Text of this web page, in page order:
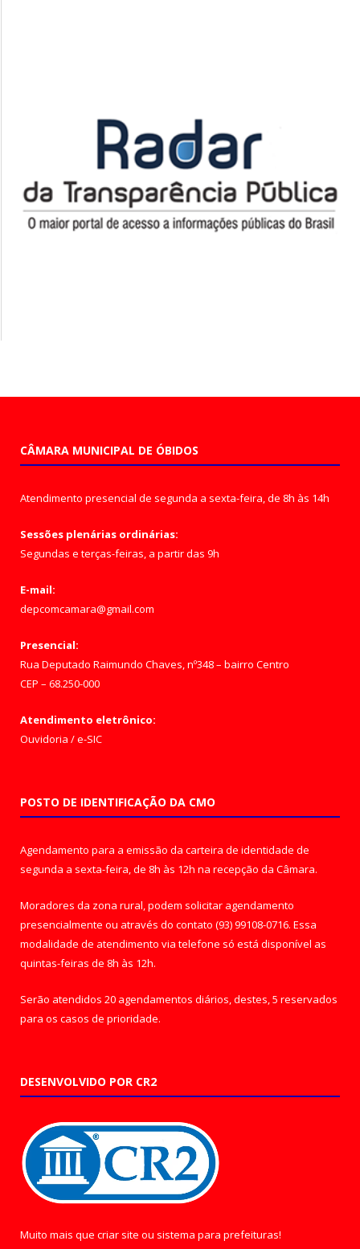
CÂMARA MUNICIPAL DE ÓBIDOS
Atendimento presencial de segunda a sexta-feira, de 8h às 14h
Sessões plenárias ordinárias:
Segundas e terças-feiras, a partir das 9h
E-mail:
depcomcamara@gmail.com
Presencial:
Rua Deputado Raimundo Chaves, nº348 – bairro Centro
CEP – 68.250-000
Atendimento eletrônico:
Ouvidoria /e-SIC
POSTO DE IDENTIFICAÇÃO DA CMO
Agendamento para a emissão da carteira de identidade de
segunda a sexta-feira, de 8h às 12h na recepção da Câmara.
Moradores da zona rural, podem solicitar agendamento
presencialmente ou através do contato (93) 99108-0716. Essa
modalidade de atendimento via telefone só está disponível as
quintas-feiras de 8h às 12h.
Serão atendidos 20 agendamentos diários, destes, 5 reservados
para os casos de prioridade.
DESENVOLVIDO POR CR2
Muito mais que criar site ou sistema para prefeituras!